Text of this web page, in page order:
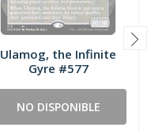
Ulamog, the Infinite
Gyre #577
NO DISPONIBLE